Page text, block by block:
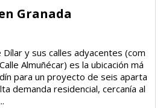
Granada
Dílar y sus calles adyacentes (com
Almuñécar) es la ubicación má
para un proyecto de seis aparta
demanda residencial, cercanía al